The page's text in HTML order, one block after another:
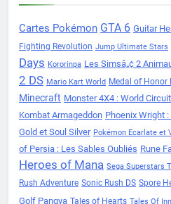
Cartes Pokémon GTA 6 Guitar
Fighting Revolution Jump Ultimate Stars
Days Kororinpa Les Simsâ„¢ 2
2 DS Mario Kart World Medal of Honor
Minecraft Monster 4X4 : World Circuit
Kombat Armageddon Phoenix Wright
Gold et Soul Silver Pokémon Ecarlate et
of Persia : Les Sables Oubliés Rune
Heroes of Mana Sega Superstars
Rush Adventure Sonic Rush DS Spore
Golf Pangya Tales of Hearts Tales Of